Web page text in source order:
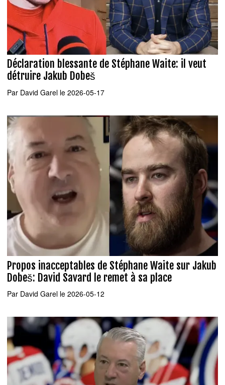
Déclaration blessante de Stéphane Waite: il veut
détruire Jakub Dobeš
Par David Garel le 2026-05-17
Propos inacceptables de Stéphane Waite sur Jakub
Dobeš: David Savard le remet à sa place
Par David Garel le 2026-05-12